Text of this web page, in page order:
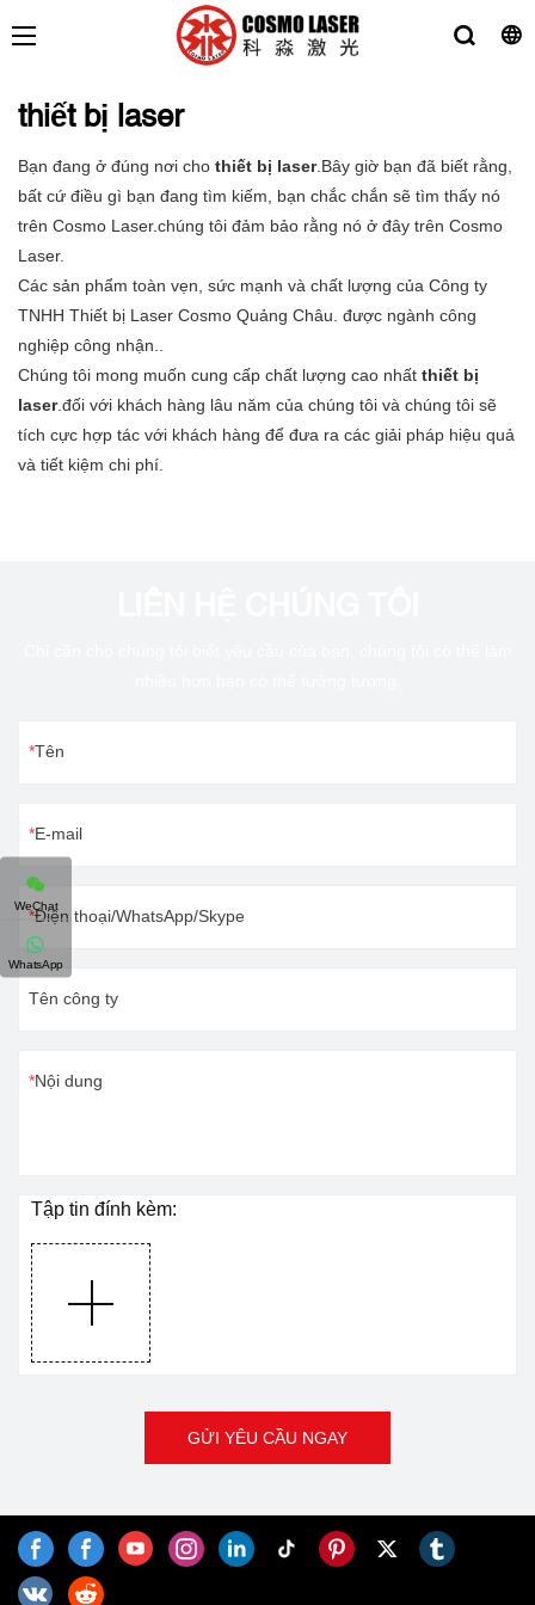
thiết bị laser
Bạn đang ở đúng nơi cho thiết bị laser.Bây giờ bạn đã biết rằng,
bất cứ điều gì bạn đang tìm kiếm, bạn chắc chắn sẽ tìm thấy nó
trên Cosmo Laser.chúng tôi đảm bảo rằng nó ở đây trên Cosmo
Laser.
Các sản phẩm toàn vẹn, sức mạnh và chất lượng của Công ty
TNHH Thiết bị Laser Cosmo Quảng Châu. được ngành công
nghiệp công nhận..
Chúng tôi mong muốn cung cấp chất lượng cao nhất thiết bị
laser.đối với khách hàng lâu năm của chúng tôi và chúng tôi sẽ
tích cực hợp tác với khách hàng để đưa ra các giải pháp hiệu quả
và tiết kiệm chi phí.
Tên
E-mail
Điện thoại/WhatsApp/Skype
Tên công ty
Nội dung
Tập tin đính kèm:
GỬI YÊU CẦU NGAY
WeChat
WhatsApp